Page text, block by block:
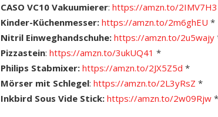
CASO VC10 Vakuumierer: https://amzn.to/2IMV7H3
Kinder-Küchenmesser: https://amzn.to/2m6ghEU *
Nitril Einweghandschuhe: https://amzn.to/2u5wajy
Pizzastein: https://amzn.to/3ukUQ41 *
Philips Stabmixer: https://amzn.to/2JX5Z5d *
Mörser mit Schlegel: https://amzn.to/2L3yRsZ *
Inkbird Sous Vide Stick: https://amzn.to/2w09Rjw *